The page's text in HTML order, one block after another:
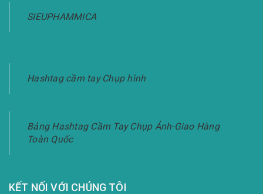
SIEUPHAMMICA
Hashtag cầm tay Chụp hình
Bảng Hashtag Cầm Tay Chụp Ảnh-Giao Hàng
Toàn Quốc
KẾT NỐI VỚI CHÚNG TÔI